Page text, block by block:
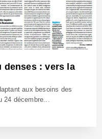
denses : vers la
aux besoins des
décembre...